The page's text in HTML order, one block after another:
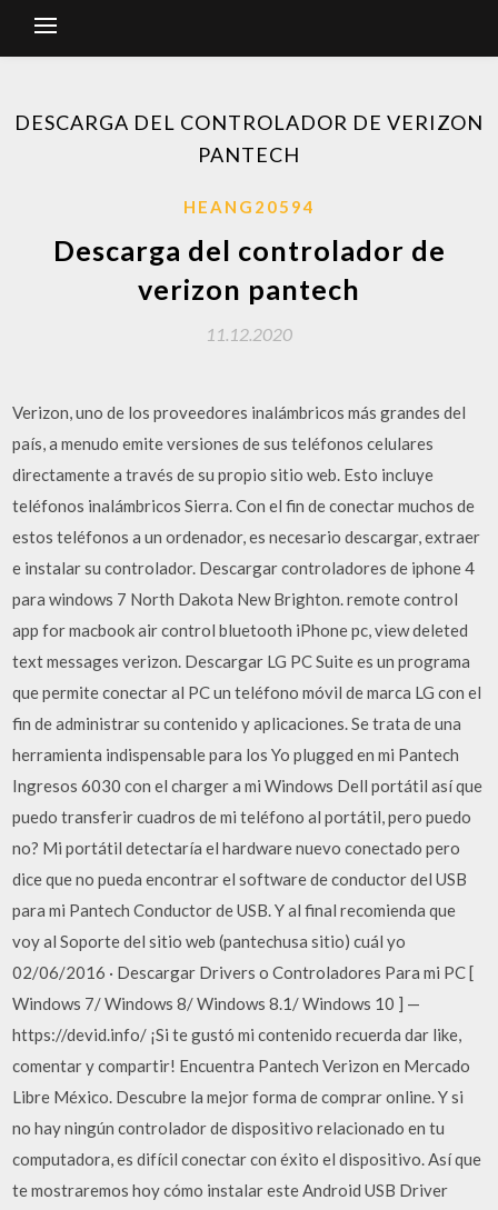
DESCARGA DEL CONTROLADOR DE VERIZON
PANTECH
HEANG20594
Descarga del controlador de
verizon pantech
11.12.2020
Verizon, uno de los proveedores inalámbricos más grandes del
país, a menudo emite versiones de sus teléfonos celulares
directamente a través de su propio sitio web. Esto incluye
teléfonos inalámbricos Sierra. Con el fin de conectar muchos de
estos teléfonos a un ordenador, es necesario descargar, extraer
e instalar su controlador. Descargar controladores de iphone 4
para windows 7 North Dakota New Brighton. remote control
app for macbook air control bluetooth iPhone pc, view deleted
text messages verizon. Descargar LG PC Suite es un programa
que permite conectar al PC un teléfono móvil de marca LG con el
fin de administrar su contenido y aplicaciones. Se trata de una
herramienta indispensable para los Yo plugged en mi Pantech
Ingresos 6030 con el charger a mi Windows Dell portátil así que
puedo transferir cuadros de mi teléfono al portátil, pero puedo
no? Mi portátil detectaría el hardware nuevo conectado pero
dice que no pueda encontrar el software de conductor del USB
para mi Pantech Conductor de USB. Y al final recomienda que
voy al Soporte del sitio web (pantechusa sitio) cuál yo
02/06/2016 · Descargar Drivers o Controladores Para mi PC [
Windows 7/ Windows 8/ Windows 8.1/ Windows 10 ] —
https://devid.info/ ¡Si te gustó mi contenido recuerda dar like,
comentar y compartir! Encuentra Pantech Verizon en Mercado
Libre México. Descubre la mejor forma de comprar online. Y si
no hay ningún controlador de dispositivo relacionado en tu
computadora, es difícil conectar con éxito el dispositivo. Así que
te mostraremos hoy cómo instalar este Android USB Driver